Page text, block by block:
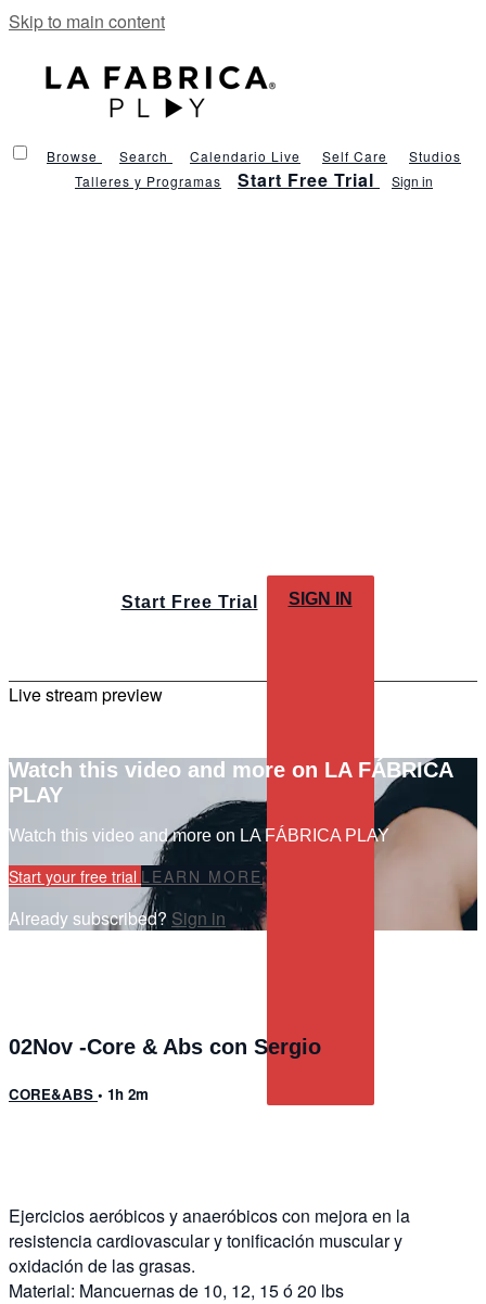
Skip to main content
Browse Search Calendario Live Self Care
Studios
Talleres y Programas
Start Free Trial Sign in
Start Free Trial SIGN IN
Live stream preview
Watch this video and more on LA FÁBRICA
PLAY
Watch this video and more on LA FÁBRICA PLAY
Start your free trial LEARN MORE
Already subscribed? Sign in
02Nov -Core & Abs con Sergio
CORE&ABS • 1h 2m
Ejercicios aeróbicos y anaeróbicos con mejora en la
resistencia cardiovascular y tonificación muscular y
oxidación de las grasas.
Material: Mancuernas de 10, 12, 15 ó 20 lbs